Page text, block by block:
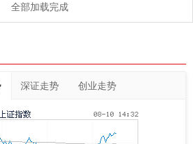
全部加载完成
深证走势 创业走势